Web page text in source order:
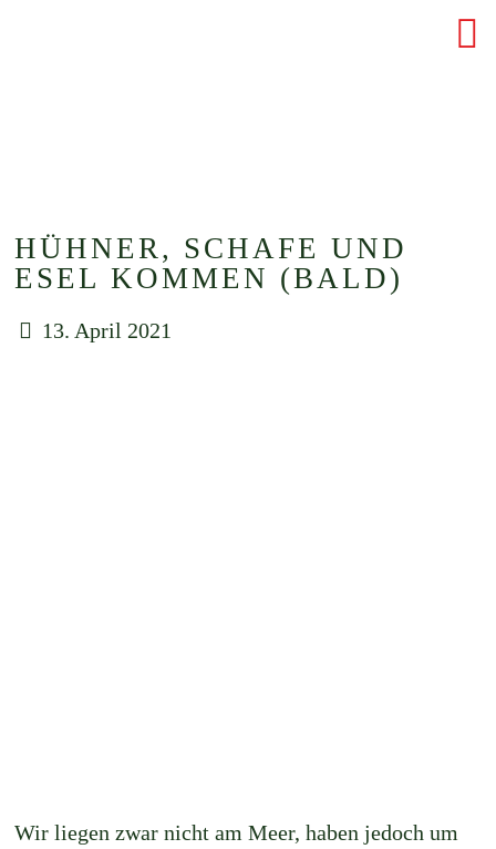
HÜHNER, SCHAFE UND
ESEL KOMMEN (BALD)
13. April 2021
Wir liegen zwar nicht am Meer, haben jedoch um